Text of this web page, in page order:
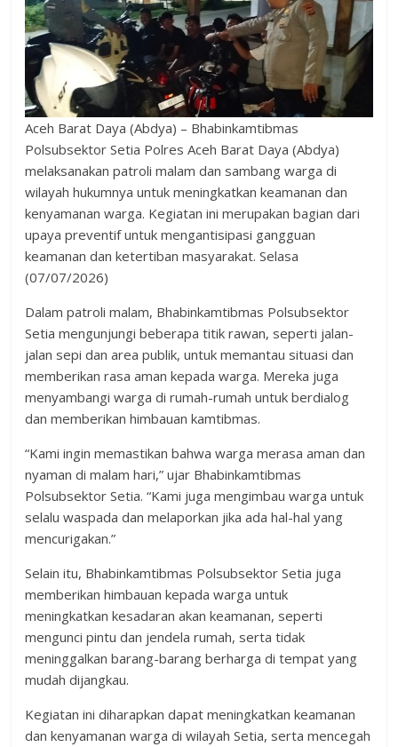
Aceh Barat Daya (Abdya) – Bhabinkamtibmas
Polsubsektor Setia Polres Aceh Barat Daya (Abdya)
melaksanakan patroli malam dan sambang warga di
wilayah hukumnya untuk meningkatkan keamanan dan
kenyamanan warga. Kegiatan ini merupakan bagian dari
upaya preventif untuk mengantisipasi gangguan
keamanan dan ketertiban masyarakat. Selasa
(07/07/2026)
Dalam patroli malam, Bhabinkamtibmas Polsubsektor
Setia mengunjungi beberapa titik rawan, seperti jalan-
jalan sepi dan area publik, untuk memantau situasi dan
memberikan rasa aman kepada warga. Mereka juga
menyambangi warga di rumah-rumah untuk berdialog
dan memberikan himbauan kamtibmas.
“Kami ingin memastikan bahwa warga merasa aman dan
nyaman di malam hari,” ujar Bhabinkamtibmas
Polsubsektor Setia. “Kami juga mengimbau warga untuk
selalu waspada dan melaporkan jika ada hal-hal yang
mencurigakan.”
Selain itu, Bhabinkamtibmas Polsubsektor Setia juga
memberikan himbauan kepada warga untuk
meningkatkan kesadaran akan keamanan, seperti
mengunci pintu dan jendela rumah, serta tidak
meninggalkan barang-barang berharga di tempat yang
mudah dijangkau.
Kegiatan ini diharapkan dapat meningkatkan keamanan
dan kenyamanan warga di wilayah Setia, serta mencegah